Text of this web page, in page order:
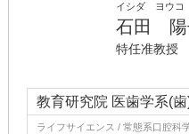
イシダ ヨウコ
石田 陽
特任准教授
教育研究院 医歯学系(
ライフサイエンス / 常態系口腔科